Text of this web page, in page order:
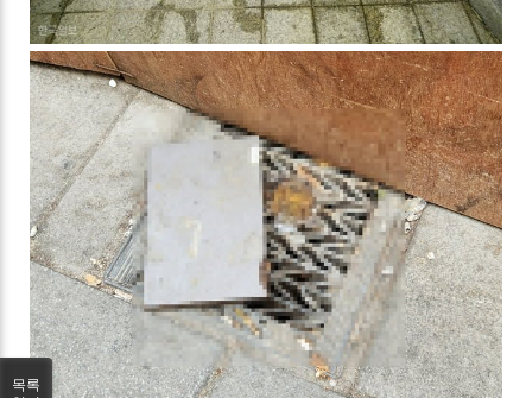
목록